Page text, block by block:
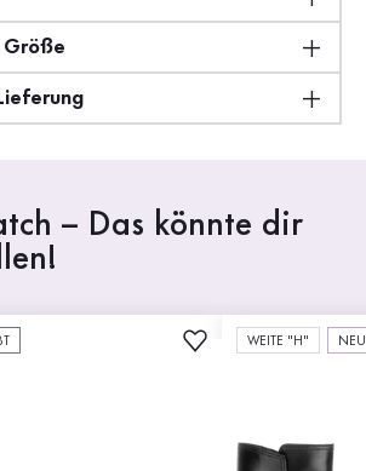
Größe
– Das könnte dir
WEITE "H" NEU